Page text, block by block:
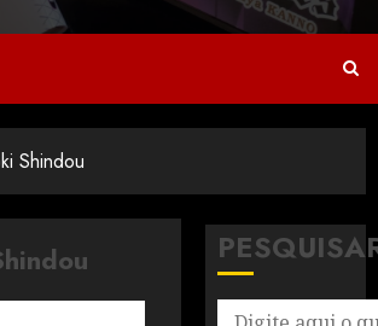
Shindou